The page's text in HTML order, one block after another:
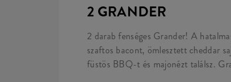
2 GRANDER
2 darab fenséges Grander! A
szaftos bacont, ömlesztett cheddar
füstös BBQ-t és majonézt találsz.